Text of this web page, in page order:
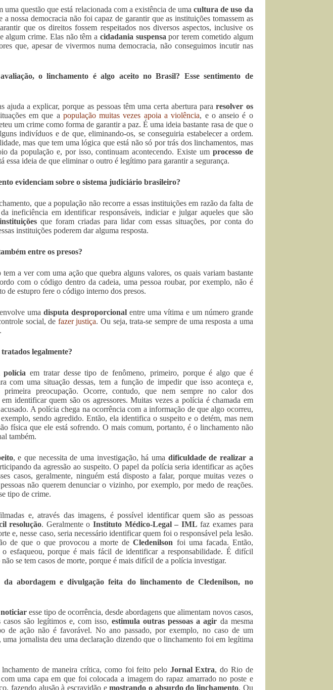
questão que está relacionada com a existência de uma cultura de uso da
nossa democracia não foi capaz de garantir que as instituições tomassem as
que os direitos fossem respeitados nos diversos aspectos, inclusive os
algum crime. Elas não têm a cidadania suspensa por terem cometido algum
que, apesar de vivermos numa democracia, não conseguimos incutir nas
o linchamento é algo aceito no Brasil? Esse sentimento de
ajuda a explicar, porque as pessoas têm uma certa abertura pararesolver os
em que a população muitas vezes apoia a violência, e o anseio é o
um crime como forma de garantir a paz. É uma ideia bastante rasa de que o
indivíduos e de que, eliminando-os, se conseguiria estabelecer a ordem.
mas que tem uma lógica que está não só por trás dos linchamentos, mas
da população e, por isso, continuam acontecendo. Existe um processo de
essa ideia de que eliminar o outro é legítimo para garantir a segurança.
evidenciam sobre o sistema judiciário brasileiro?
que a população não recorre a essas instituições em razão da falta de
ineficiência em identificar responsáveis, indiciar e julgar aqueles que são
instituições que foram criadas para lidar com essas situações, por conta do
instituições poderem dar alguma resposta.
entre os presos?
a ver com uma ação que quebra alguns valores, os quais variam bastante
com o código dentro da cadeia, uma pessoa roubar, por exemplo, não é
de estupro fere o código interno dos presos.
umadisputa desproporcional entre uma vítima e um número grande
social, de fazer justiça. Ou seja, trata-se sempre de uma resposta a uma
legalmente?
polícia em tratar desse tipo de fenômeno, primeiro, porque é algo que é
com uma situação dessas, tem a função de impedir que isso aconteça e,
primeira preocupação. Ocorre, contudo, que nem sempre no calor dos
identificar quem são os agressores. Muitas vezes a polícia é chamada em
A polícia chega na ocorrência com a informação de que algo ocorreu,
sendo agredido. Então, ela identifica o suspeito e o detém, mas nem
física que ele está sofrendo. O mais comum, portanto, é o linchamento não
também.
, e que necessita de uma investigação, há uma dificuldade de realizar a
da agressão ao suspeito. O papel da polícia seria identificar as ações
casos, geralmente, ninguém está disposto a falar, porque muitas vezes o
não querem denunciar o vizinho, por exemplo, por medo de reações.
tipo de crime.
e, através das imagens, é possível identificar quem são as pessoas
resolução. Geralmente oInstituto Médico-Legal – IML faz exames para
e, nesse caso, seria necessário identificar quem foi o responsável pela lesão.
de que o que provocou a morte deCledenilson foi uma facada. Então,
esfaqueou, porque é mais fácil de identificar a responsabilidade. É difícil
se tem casos de morte, porque é mais difícil de a polícia investigar.
abordagem e divulgação feita do linchamento de Cledenilson, no
esse tipo de ocorrência, desde abordagens que alimentam novos casos,
casos são legítimos e, com isso,estimula outras pessoas a agir da mesma
de ação não é favorável. No ano passado, por exemplo, no caso de um
jornalista deu uma declaração dizendo que o linchamento foi em legítima
de maneira crítica, como foi feito pelo Jornal Extra, do Rio de
uma capa em que foi colocada a imagem do rapaz amarrado no poste e
fazendo alusão à escravidão emostrando o absurdo do linchamento. Ou